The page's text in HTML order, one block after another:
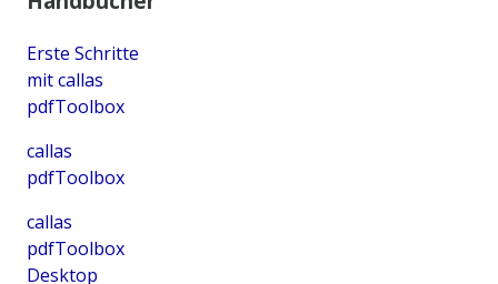
Erste Schritte
mit callas
pdfToolbox
callas
pdfToolbox
callas
pdfToolbox
Desktop